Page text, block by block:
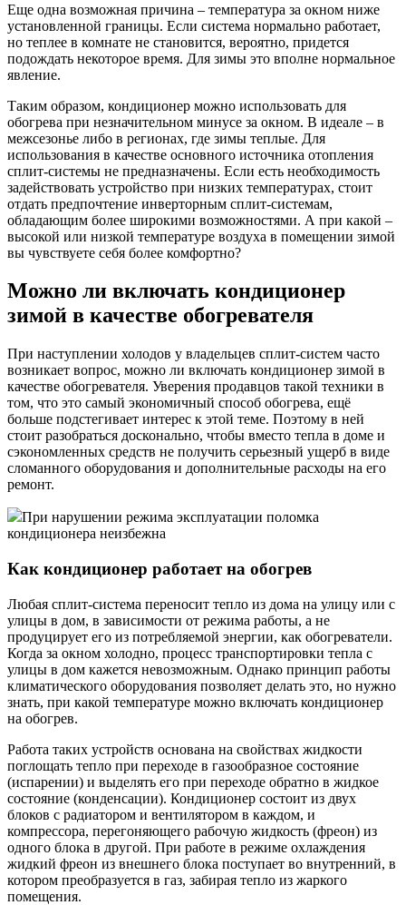
Еще одна возможная причина – температура за окном ниже
установленной границы. Если система нормально работает,
но теплее в комнате не становится, вероятно, придется
подождать некоторое время. Для зимы это вполне нормальное
явление.
Таким образом, кондиционер можно использовать для
обогрева при незначительном минусе за окном. В идеале – в
межсезонье либо в регионах, где зимы теплые. Для
использования в качестве основного источника отопления
сплит-системы не предназначены. Если есть необходимость
задействовать устройство при низких температурах, стоит
отдать предпочтение инверторным сплит-системам,
обладающим более широкими возможностями. А при какой –
высокой или низкой температуре воздуха в помещении зимой
вы чувствуете себя более комфортно?
Можно ли включать кондиционер
зимой в качестве обогревателя
При наступлении холодов у владельцев сплит-систем часто
возникает вопрос, можно ли включать кондиционер зимой в
качестве обогревателя. Уверения продавцов такой техники в
том, что это самый экономичный способ обогрева, ещё
больше подстегивает интерес к этой теме. Поэтому в ней
стоит разобраться досконально, чтобы вместо тепла в доме и
сэкономленных средств не получить серьезный ущерб в виде
сломанного оборудования и дополнительные расходы на его
ремонт.
При нарушении режима эксплуатации поломка
кондиционера неизбежна
Как кондиционер работает на обогрев
Любая сплит-система переносит тепло из дома на улицу или с
улицы в дом, в зависимости от режима работы, а не
продуцирует его из потребляемой энергии, как обогреватели.
Когда за окном холодно, процесс транспортировки тепла с
улицы в дом кажется невозможным. Однако принцип работы
климатического оборудования позволяет делать это, но нужно
знать, при какой температуре можно включать кондиционер
на обогрев.
Работа таких устройств основана на свойствах жидкости
поглощать тепло при переходе в газообразное состояние
(испарении) и выделять его при переходе обратно в жидкое
состояние (конденсации). Кондиционер состоит из двух
блоков с радиатором и вентилятором в каждом, и
компрессора, перегоняющего рабочую жидкость (фреон) из
одного блока в другой. При работе в режиме охлаждения
жидкий фреон из внешнего блока поступает во внутренний, в
котором преобразуется в газ, забирая тепло из жаркого
помещения.